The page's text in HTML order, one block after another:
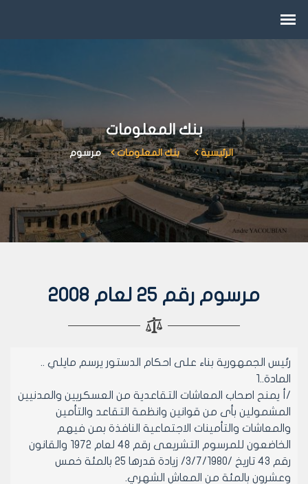
بنك المعلومات
الرئيسية بنك المعلومات مرسوم
مرسوم رقم 25 لعام 2008
رئيس الجمهورية بناء على احكام الدستور يرسم مايلي ..
المادة..1
/أ يمنح اصحاب المعاشات التقاعدية من العسكريين والمدنيين
المشمولين بأى من قوانين وانظمة التقاعد والتأمين
والمعاشات والتأمينات الاجتماعية النافذة بمن فيهم
الخاضعون للمرسوم التشريعى رقم 48 لعام 1972 والقانون
رقم 43 تاريخ /3/7/1980/ زيادة قدرها 25 بالمئة خمس
وعشرون بالمئة من المعاش الشهري.